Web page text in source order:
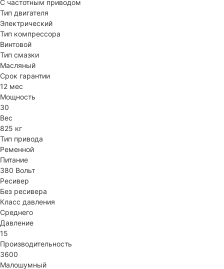
С частотным приводом
Тип двигателя
Электрический
Тип компрессора
Винтовой
Тип смазки
Масляный
Срок гарантии
12 мес
Мощность
30
Вес
825 кг
Тип привода
Ременной
Питание
380 Вольт
Ресивер
Без ресивера
Класс давления
Среднего
Давление
15
Производительность
3600
Малошумный